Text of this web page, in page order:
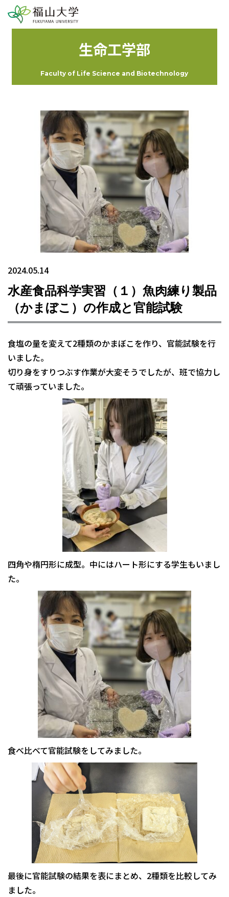
生命工学部
Faculty of Life Science and Biotechnology
2024.05.14
水産食品科学実習（１）魚肉練り製品
（かまぼこ）の作成と官能試験
食塩の量を変えて2種類のかまぼこを作り、官能試験を行
いました。
切り身をすりつぶす作業が大変そうでしたが、班で協力し
て頑張っていました。
四角や楕円形に成型。中にはハート形にする学生もいまし
た。
食べ比べて官能試験をしてみました。
最後に官能試験の結果を表にまとめ、2種類を比較してみ
ました。